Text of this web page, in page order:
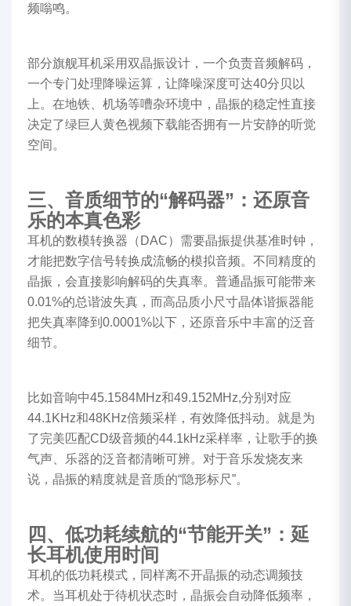
频嗡鸣。
部分旗舰耳机采用双晶振设计，一个负责音频解码，
一个专门处理降噪运算，让降噪深度可达40分贝以
上。在地铁、机场等嘈杂环境中，晶振的稳定性直接
决定了绿巨人黄色视频下载能否拥有一片安静的听觉
空间。
三、音质细节的“解码器”：还原音
乐的本真色彩
耳机的数模转换器（DAC）需要晶振提供基准时钟，
才能把数字信号转换成流畅的模拟音频。不同精度的
晶振，会直接影响解码的失真率。普通晶振可能带来
0.01%的总谐波失真，而高品质小尺寸晶体谐振器能
把失真率降到0.0001%以下，还原音乐中丰富的泛音
细节。
比如音响中45.1584MHz和49.152MHz,分别对应
44.1KHz和48KHz倍频采样，有效降低抖动。就是为
了完美匹配CD级音频的44.1kHz采样率，让歌手的换
气声、乐器的泛音都清晰可辨。对于音乐发烧友来
说，晶振的精度就是音质的“隐形标尺”。
四、低功耗续航的“节能开关”：延
长耳机使用时间
耳机的低功耗模式，同样离不开晶振的动态调频技
术。当耳机处于待机状态时，晶振会自动降低频率，